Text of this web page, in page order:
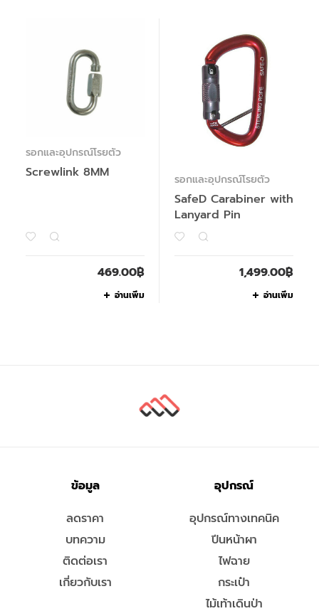
รอกและอุปกรณ์โรยตัว
Screwlink 8MM
469.00฿
อ่านเพิ่ม
รอกและอุปกรณ์โรยตัว
SafeD Carabiner with
Lanyard Pin
1,499.00฿
อ่านเพิ่ม
ข้อมูล
ลดราคา
บทความ
ติดต่อเรา
เกี่ยวกับเรา
อุปกรณ์
อุปกรณ์ทางเทคนิค
ปีนหน้าผา
ไฟฉาย
กระเป๋า
ไม้เท้าเดินป่า